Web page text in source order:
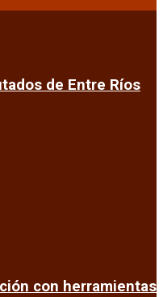
de Entre Ríos
con herramientas